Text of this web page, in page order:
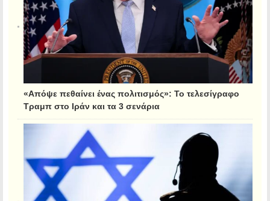
«Απόψε πεθαίνει ένας πολιτισμός»: Το τελεσίγραφο
Τραμπ στο Ιράν και τα 3 σενάρια